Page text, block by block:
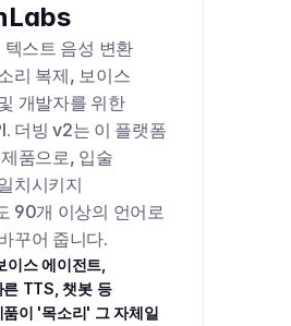
텍스트 음성 변환
리 복제, 보이스
개발자를 위한
더빙 v2는 이 플랫폼
품으로, 입술
치시키지
90개 이상의 언어로
꾸어 줍니다.
이스 에이전트,
른 TTS, 챗봇 등
이 '목소리' 그 자체일